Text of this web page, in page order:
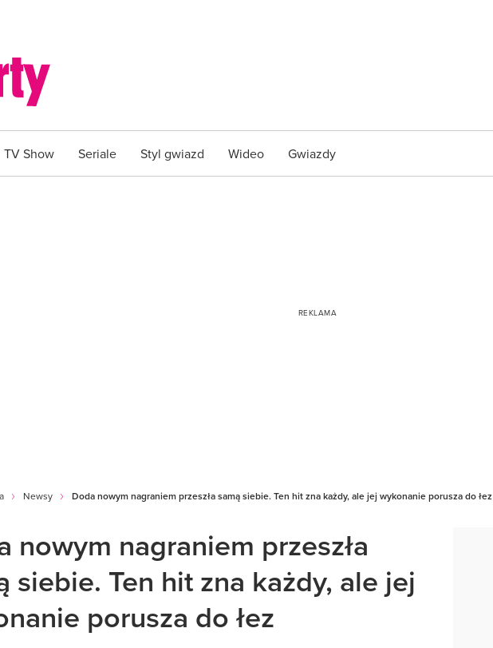
TV Show Seriale Styl gwiazd Wideo Gwiazdy
Newsy Doda nowym nagraniem przeszła samą siebie. Ten hit zna każdy, ale jej wykonanie porusza do łez
nowym nagraniem przeszła
siebie. Ten hit zna każdy, ale jej
porusza do łez